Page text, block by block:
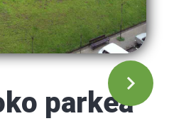
parkea